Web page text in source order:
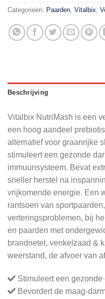
Categorieën: Paarden, Vitalbix,
Beschrijving
Vitalbix NutriMash is een
een hoog aandeel
alternatief voor graanrijke
stimuleert een gezonde
immuunsysteem. Bevat
sneller herstel na
vrijkomende energie. Een
rantsoen van
verteringsproblemen, bij
en paarden met
brandnetel, venkelzaad &
weerstand, de afvoer van
Stimuleert een gezonde
Bevordert de maag-